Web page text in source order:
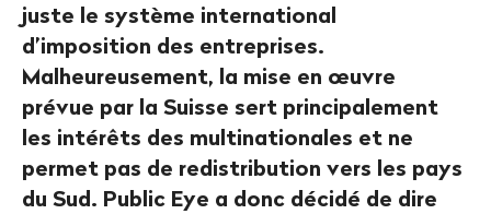
juste le système international
d’imposition des entreprises.
Malheureusement, la mise en œuvre
prévue par la Suisse sert principalement
les intérêts des multinationales et ne
permet pas de redistribution vers les pays
du Sud. Public Eye a donc décidé de dire